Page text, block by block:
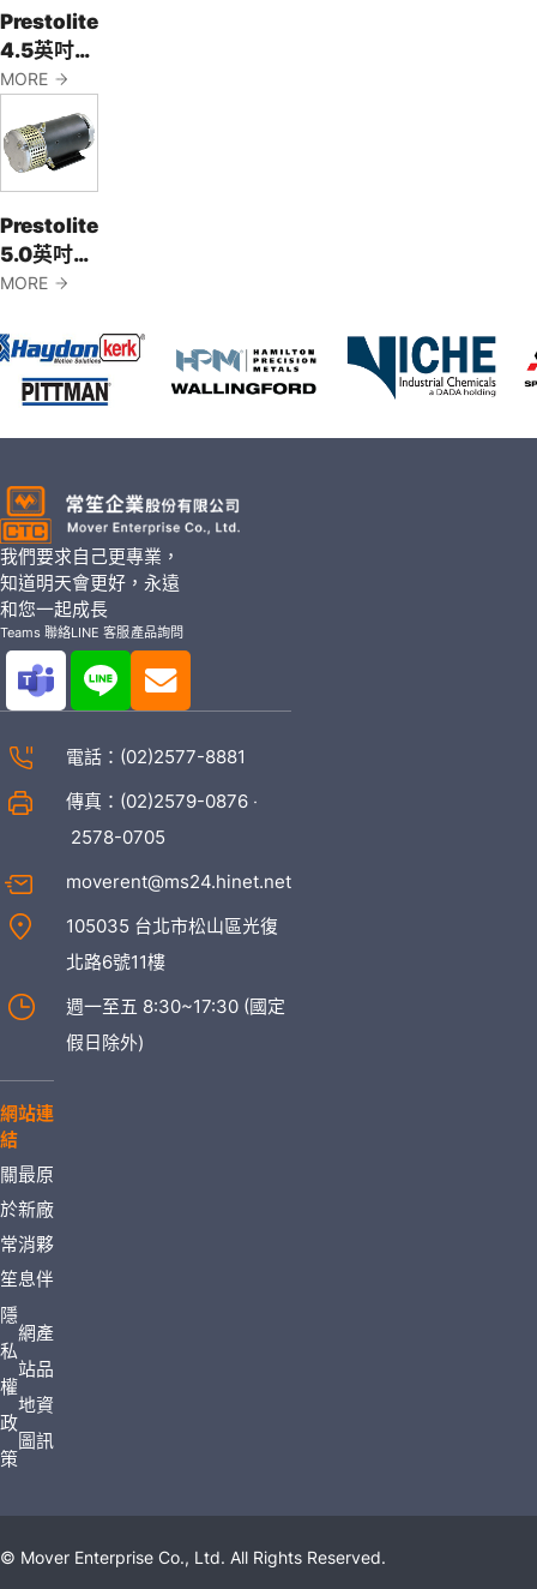
Prestolite
4.5英吋
Medium
Duty 馬達
MORE
Prestolite
5.0英吋
Heavy
MORE
我們要求自己更專業，
知道明天會更好，永遠
和您一起成長
Teams 聯絡LINE 客服產品詢問
電話： (02)2577-8881
傳真：(02)2579-0876 ‧
2578-0705
moverent@ms24.hinet.net
105035 台北市松山區光復
北路6號11樓
週一至五 8:30~17:30 (國定
假日除外)
網站連
結
關
於
常
笙
最
新
消
息
原
廠
夥
伴
隱
私
權
政
策
網
站
地
圖
產
品
資
訊
© Mover Enterprise Co., Ltd. All Rights Reserved.